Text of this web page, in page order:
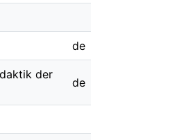
de
der
de